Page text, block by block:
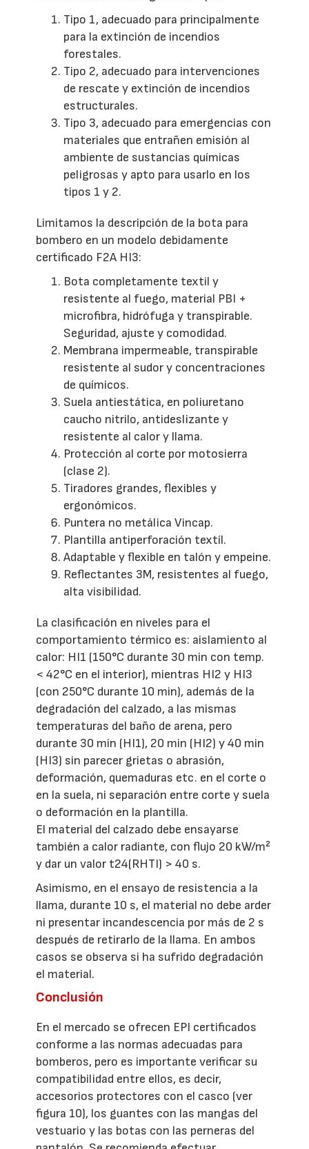
Tipo 1, adecuado para principalmente
para la extinción de incendios
forestales.
Tipo 2, adecuado para intervenciones
de rescate y extinción de incendios
estructurales.
Tipo 3, adecuado para emergencias con
materiales que entrañen emisión al
ambiente de sustancias químicas
peligrosas y apto para usarlo en los
tipos 1 y 2.
Limitamos la descripción de la bota para
bombero en un modelo debidamente
certificado F2A HI3:
Bota completamente textil y
resistente al fuego, material PBI +
microfibra, hidrófuga y transpirable.
Seguridad, ajuste y comodidad.
Membrana impermeable, transpirable
resistente al sudor y concentraciones
de químicos.
Suela antiestática, en poliuretano
caucho nitrilo, antideslizante y
resistente al calor y llama.
Protección al corte por motosierra
(clase 2).
Tiradores grandes, flexibles y
ergonómicos.
Puntera no metálica Vincap.
Plantilla antiperforación textíl.
Adaptable y flexible en talón y empeine.
Reflectantes 3M, resistentes al fuego,
alta visibilidad.
La clasificación en niveles para el
comportamiento térmico es: aislamiento al
calor: HI1 (150°C durante 30 min con temp.
< 42°C en el interior), mientras HI2 y HI3
(con 250°C durante 10 min), además de la
degradación del calzado, a las mismas
temperaturas del baño de arena, pero
durante 30 min (HI1), 20 min (HI2) y 40 min
(HI3) sin parecer grietas o abrasión,
deformación, quemaduras etc. en el corte o
en la suela, ni separación entre corte y suela
o deformación en la plantilla.
El material del calzado debe ensayarse
también a calor radiante, con flujo 20 kW/m²
y dar un valor t24(RHTI) > 40 s.
Asimismo, en el ensayo de resistencia a la
llama, durante 10 s, el material no debe arder
ni presentar incandescencia por más de 2 s
después de retirarlo de la llama. En ambos
casos se observa si ha sufrido degradación
el material.
Conclusión
En el mercado se ofrecen EPI certificados
conforme a las normas adecuadas para
bomberos, pero es importante verificar su
compatibilidad entre ellos, es decir,
accesorios protectores con el casco (ver
figura 10), los guantes con las mangas del
vestuario y las botas con las perneras del